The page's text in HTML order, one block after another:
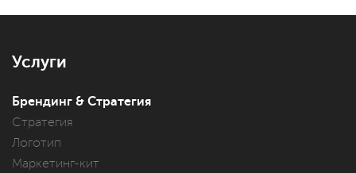
Услуги
Брендинг & Стратегия
Стратегия
Логотип
Маркетинг-кит